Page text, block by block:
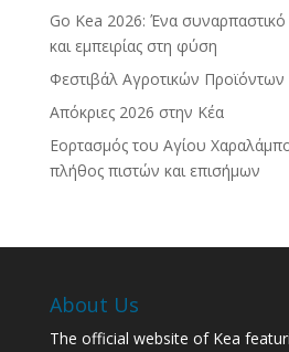
Go Kea 2026: Ένα
και εμπειρίας στη φύση
Φεστιβάλ Αγροτικών Προϊόντων
Απόκριες 2026 στην Κέα
Εορτασμός του Αγίου
πλήθος πιστών και επισήμων
About Us
The official website of Kea